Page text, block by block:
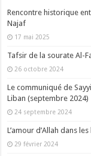
Rencontre historique
Najaf
17 mai 2025
Tafsir de la sourate Al-
26 octobre 2024
Le communiqué de
Liban (septembre 2024)
24 septembre 2024
L’amour d’Allah dans
29 février 2024